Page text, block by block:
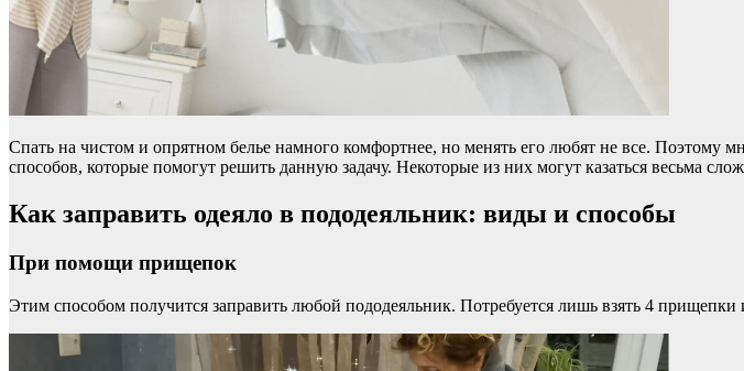
Спать на чистом и опрятном белье намного комфортнее, но менять его любят не все. Поэтому
способов, которые помогут решить данную задачу. Некоторые из них могут казаться весьма
Как заправить одеяло в пододеяльник: виды и способы
При помощи прищепок
Этим способом получится заправить любой пододеяльник. Потребуется лишь взять 4